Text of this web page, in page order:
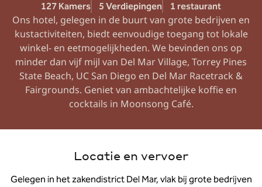
127 Kamers 5 Verdiepingen 1 restaurant
Ons hotel, gelegen in de buurt van grote bedrijven en
kustactiviteiten, biedt eenvoudige toegang tot lokale
winkel- en eetmogelijkheden. We bevinden ons op
minder dan vijf mijl van Del Mar Village, Torrey Pines
State Beach, UC San Diego en Del Mar Racetrack &
Fairgrounds. Geniet van ambachtelijke koffie en
cocktails in Moonsong Café.
Locatie en vervoer
Gelegen in het zakendistrict Del Mar, vlak bij grote bedrijven